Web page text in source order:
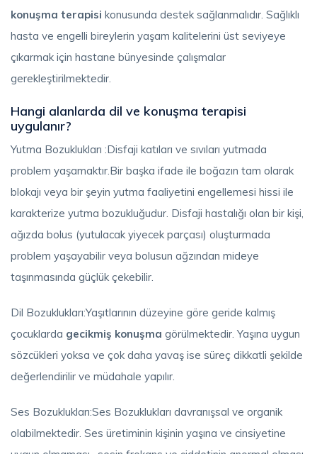
konuşma terapisi konusunda destek sağlanmalıdır. Sağlıklı
hasta ve engelli bireylerin yaşam kalitelerini üst seviyeye
çıkarmak için hastane bünyesinde çalışmalar
gerekleştirilmektedir.
Hangi alanlarda dil ve konuşma terapisi
uygulanır?
Yutma Bozuklukları :Disfaji katıları ve sıvıları yutmada
problem yaşamaktır.Bir başka ifade ile boğazın tam olarak
blokajı veya bir şeyin yutma faaliyetini engellemesi hissi ile
karakterize yutma bozukluğudur. Disfaji hastalığı olan bir kişi,
ağızda bolus (yutulacak yiyecek parçası) oluşturmada
problem yaşayabilir veya bolusun ağzından mideye
taşınmasında güçlük çekebilir.
Dil Bozuklukları:Yaşıtlarının düzeyine göre geride kalmış
çocuklarda gecikmiş konuşma görülmektedir. Yaşına uygun
sözcükleri yoksa ve çok daha yavaş ise süreç dikkatli şekilde
değerlendirilir ve müdahale yapılır.
Ses Bozuklukları:Ses Bozuklukları davranışsal ve organik
olabilmektedir. Ses üretiminin kişinin yaşına ve cinsiyetine